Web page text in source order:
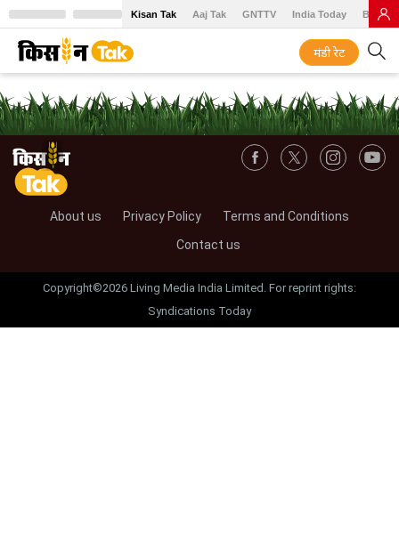
Kisan Tak Aaj Tak GNTTV India Today BT
मंडी रेट
About us Privacy Policy
Terms and Conditions
Contact us
Copyright©2026 Living Media India Limited. For reprint rights:
Syndications Today